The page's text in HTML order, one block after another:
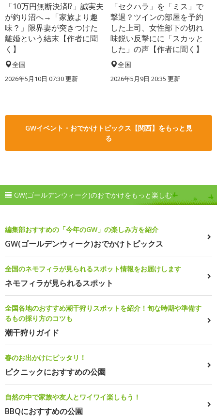
「10万円無断決済!?」誠実夫
が釣り沼へ→「家族より趣
味？」限界妻が突きつけた
離婚という結末【作者に聞
く】
全国
2026年5月10日 07:30 更新
「セクハラ」を「ミス」で
撃退？ツインの部屋を予約
した上司、女性部下の切れ
味鋭い反撃にに「スカッと
した」の声【作者に聞く】
全国
2026年5月9日 20:35 更新
GWイベント・おでかけトピックス【関西】をもっと見
る
GW(ゴールデンウィーク)のおでかけをもっと楽しむ
編集部おすすめの「今年のGW」の楽しみ方を紹介
GW(ゴールデンウィーク)おでかけトピックス
全国のネモフィラが見られるスポット情報をお届けします
ネモフィラが見られるスポット
全国各地のおすすめ潮干狩りスポットを紹介！旬な時期や準備す
るもの採り方のコツも
潮干狩りガイド
春のお出かけにピッタリ！
ピクニックにおすすめの公園
自然の中で家族や友人とワイワイ楽しもう！
BBQにおすすめの公園